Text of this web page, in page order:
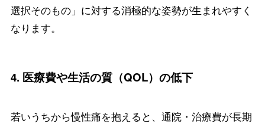
選択そのもの」に対する消極的な姿勢が生まれやすく
なります。
4. 医療費や生活の質（QOL）の低下
若いうちから慢性痛を抱えると、通院・治療費が長期